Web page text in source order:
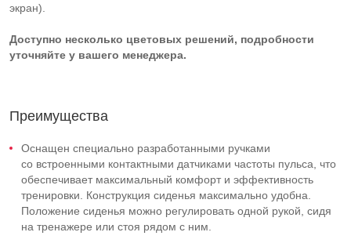
экран).
Доступно несколько цветовых решений, подробности
уточняйте у вашего менеджера.
Преимущества
Оснащен специально разработанными ручками
со встроенными контактными датчиками частоты пульса, что
обеспечивает максимальный комфорт и эффективность
тренировки. Конструкция сиденья максимально удобна.
Положение сиденья можно регулировать одной рукой, сидя
на тренажере или стоя рядом с ним.